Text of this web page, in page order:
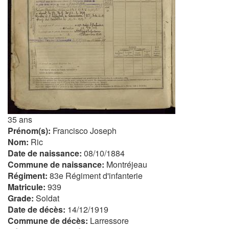
35 ans
Prénom(s): Francisco Joseph
Nom: Ric
Date de naissance: 08/10/1884
Commune de naissance: Montréjeau
Régiment: 83e Régiment d'infanterie
Matricule: 939
Grade: Soldat
Date de décès: 14/12/1919
Commune de décès: Larressore